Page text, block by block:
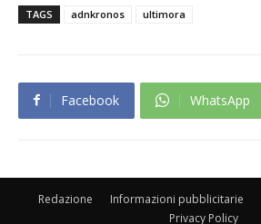
TAGS adnkronos ultimora
Facebook WhatsApp
Redazione Informazioni pubblicitarie
Privacy Policy